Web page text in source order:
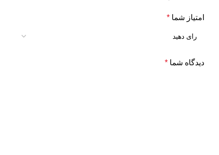
امتیاز شما *
دیدگاه شما *